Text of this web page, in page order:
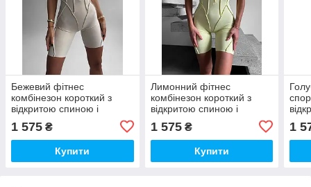
Бежевий фітнес
комбінезон короткий з
відкритою спиною і
швами
1 575 ₴
Купити
Лимонний фітнес
комбінезон короткий з
відкритою спиною і
швами
1 575₴
Купити
1